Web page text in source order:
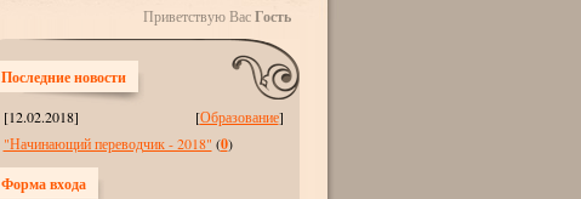
Приветствую Вас Гость
Последние новости
[12.02.2018] [Образование]
"Начинающий переводчик - 2018" (0)
Форма входа